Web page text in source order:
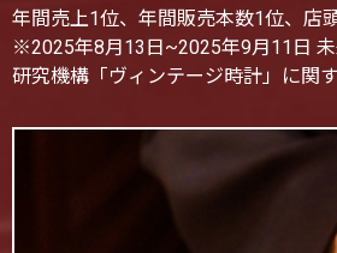
年間売上1位、年間販売本数1位、店
※2025年8月13日~2025年9月11日
研究機構「ヴィンテージ時計」に関